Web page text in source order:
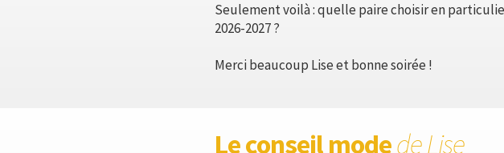
Seulement voilà : quelle paire choisir en
2026-2027 ?
Merci beaucoup Lise et bonne soirée !
Le conseil modede Lise